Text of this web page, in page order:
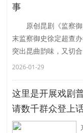
事
原创昆剧《监察御
末监察御史徐定超查
突出昆曲韵味，又切
2026-01-29
这里是开展戏剧
请数千群众登上